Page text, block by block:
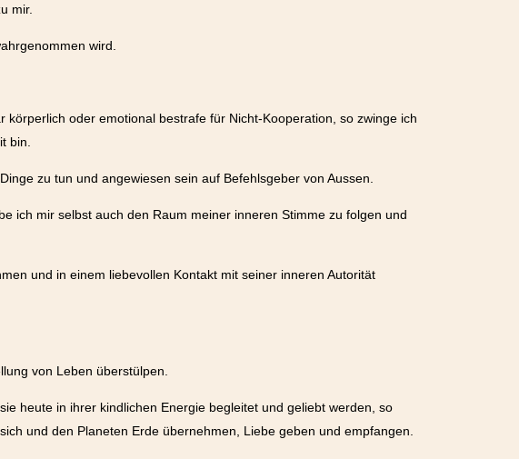
mir.
wird.
oder emotional bestrafe für Nicht-Kooperation, so zwinge ich
bin.
zu tun und angewiesen sein auf Befehlsgeber von Aussen.
ich mir selbst auch den Raum meiner inneren Stimme zu folgen und
und in einem liebevollen Kontakt mit seiner inneren Autorität
von Leben überstülpen.
heute in ihrer kindlichen Energie begleitet und geliebt werden, so
und den Planeten Erde übernehmen, Liebe geben und empfangen.